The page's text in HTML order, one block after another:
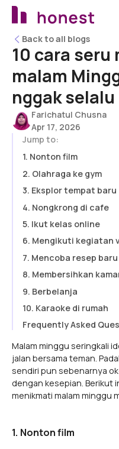
Back to all blogs
Back to all blogs
10 cara
malam
nggak
Farichatul Chusna
Apr 17, 2026
Jump to:
1. Nonton film
2. Olahraga ke gym
3. Eksplor tempat baru
4. Nongkrong di cafe
5. Ikut kelas online
6. Mengikuti kegiatan
7. Mencoba resep baru
8. Membersihkan
9. Berbelanja
10. Karaoke di rumah
Frequently Asked
Malam minggu seringkali
jalan bersama teman.
sendiri pun sebenarnya
dengan kesepian. Berikut
menikmati malam minggu
1. Nonton film